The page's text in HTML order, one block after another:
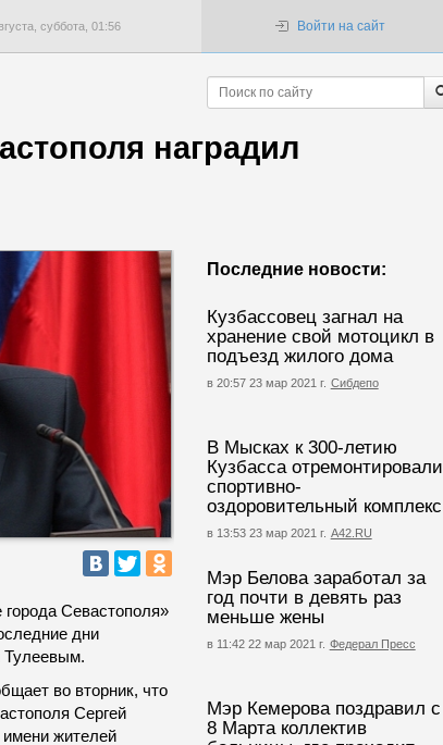
суббота, 01 :56 Войти на сайт
наградил
Последние новости:
Кузбассовец загнал на
хранение свой мотоцикл в
подъезд жилого дома
в 20:57 23 мар 2021 г. Сибдепо
В Мысках к 300-летию
Кузбасса отремонтировали
спортивно-
оздоровительный комплекс
в 13:53 23 мар 2021 г. А42.RU
Мэр Белова заработал за
год почти в девять раз
меньше жены
в 11:42 22 мар 2021 г. Федерал Пресс
Мэр Кемерова поздравил с
8 Марта коллектив
Севастополя»
дни
Тулеевым.
во вторник, что
Сергей
имени жителей